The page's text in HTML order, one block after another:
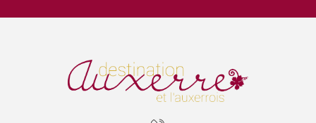
Exposition "Avec le vin comme complice" et "La nature est
Lézards des arts
Aux'Arts 68 présente Malo. A - Vernissage et Exposition